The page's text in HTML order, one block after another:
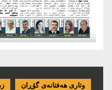
وتاری هەفتانەی گۆڕان